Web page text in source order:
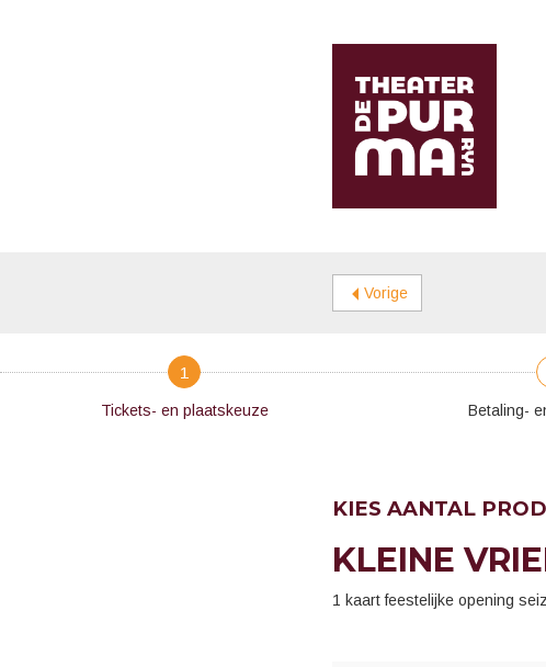
Vorige
1
Tickets- en plaatskeuze Betaling-
KIES AANTAL
KLEINE
1 kaart feestelijke opening